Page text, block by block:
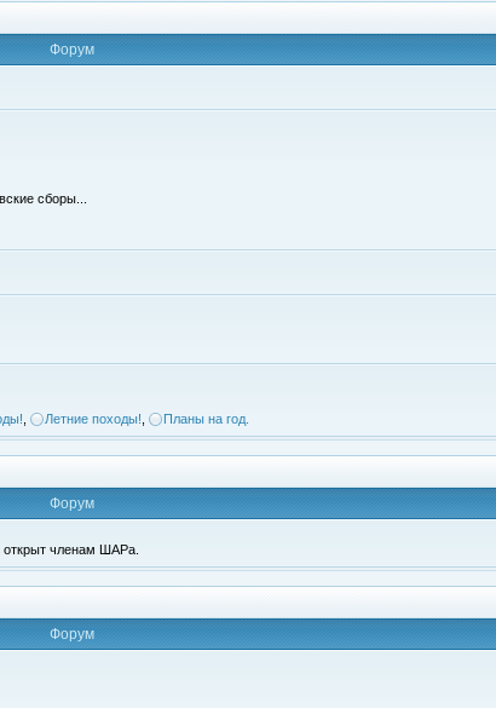
Форум
сборы...
Летние походы! Планы на год.
Форум
открыт членам ШАРа.
Форум